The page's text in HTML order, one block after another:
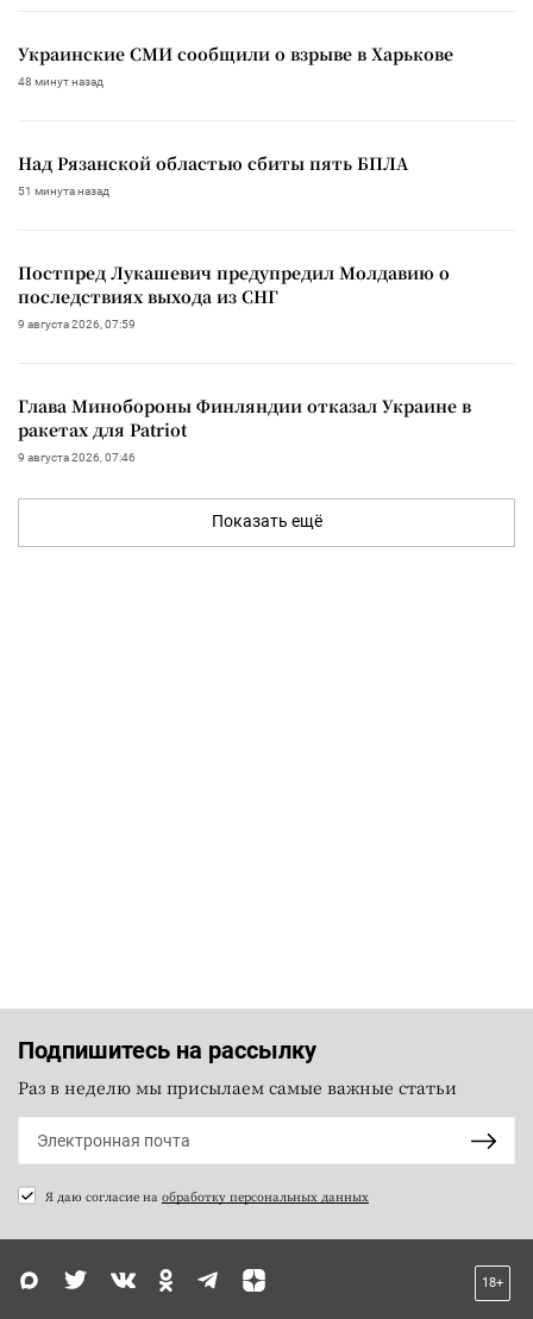
Украинские СМИ сообщили о взрыве в Харькове
48 минут назад
Над Рязанской областью сбиты пять БПЛА
51 минута назад
Постпред Лукашевич предупредил Молдавию о
последствиях выхода из СНГ
9 августа 2026, 07:59
Глава Минобороны Финляндии отказал Украине в
ракетах для Patriot
9 августа 2026, 07:46
Показать ещё
Подпишитесь на рассылку
Раз в неделю мы присылаем самые важные статьи
Я даю согласие на обработку персональных данных
18+